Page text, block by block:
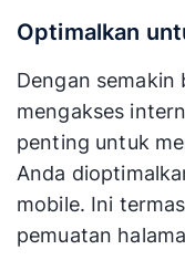
Optimalkan
Dengan semakin
mengakses
penting untuk
Anda
mobile. Ini
pemuatan